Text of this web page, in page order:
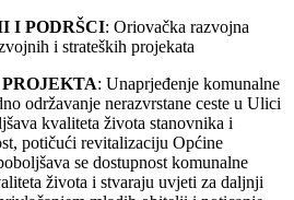
I PODRŠCI: Oriovačka razvojna
i strateških projekata
: Unaprjeđenje komunalne
održavanje nerazvrstane ceste u Ulici
kvaliteta života stanovnika i
potičući revitalizaciju Općine
se dostupnost komunalne
života i stvaraju uvjeti za daljnji